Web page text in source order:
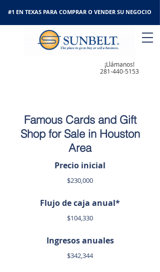
#1 EN TEXAS PARA COMPRAR O VENDER SU NEGOCIO
¡Llámanos!
281-440-5153
Famous Cards and Gift
Shop for Sale in Houston
Area
Precio inicial
$230,000
Flujo de caja anual*
$104,330
Ingresos anuales
$342,344